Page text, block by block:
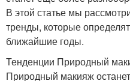
В этой статье мы
тренды, которые
ближайшие годы.
Тенденции Природный
Природный макияж